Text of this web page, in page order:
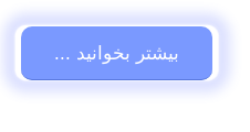
بیشتر بخوانید ...